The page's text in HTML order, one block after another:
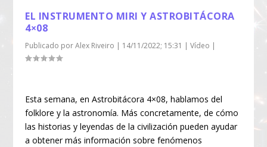
EL INSTRUMENTO MIRI Y ASTROBITÁCORA
4×08
Publicado porAlex Riveiro | 14/11/2022; 15:31 |Vídeo |
Esta semana, en Astrobitácora 4×08, hablamos del
folklore y la astronomía. Más concretamente, de cómo
las historias y leyendas de la civilización pueden ayudar
a obtener más información sobre fenómenos